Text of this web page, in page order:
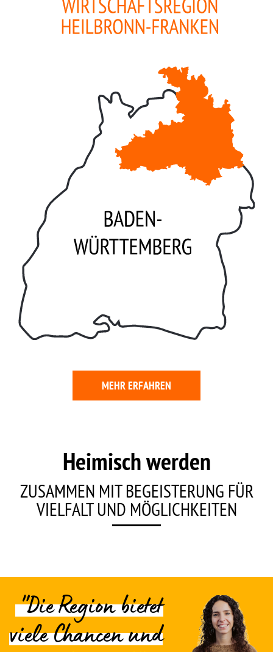
MEHR ERFAHREN
Heimisch werden
ZUSAMMEN MIT BEGEISTERUNG FÜR
VIELFALT UND MÖGLICHKEITEN
"Die Region bietet
viele Chancen und